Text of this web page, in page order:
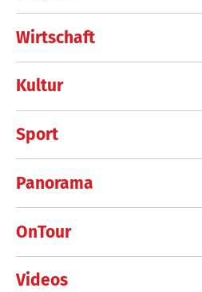
Wirtschaft
Kultur
Sport
Panorama
OnTour
Videos